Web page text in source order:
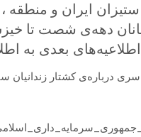
ایران و
دهه‌ی شصت تا
بعدی به
درباره‌ی کشتار زندانیان